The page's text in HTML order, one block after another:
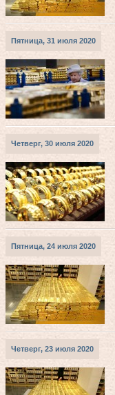
Пятница, 31 июля 2020
Четверг, 30 июля 2020
Пятница, 24 июля 2020
Четверг, 23 июля 2020